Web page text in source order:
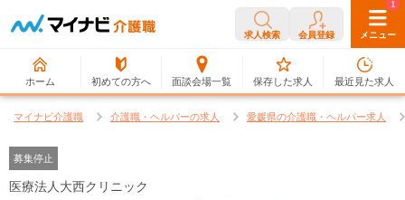
求人検索 会員登録 メニュー
ホーム 初めての方へ 面談会場一覧
0
保存した求人
1
最近見た求人
マイナビ介護職 介護職・ヘルパーの求人 愛媛県の介護職・ヘルパー求人
募集停止
医療法人大西クリニック